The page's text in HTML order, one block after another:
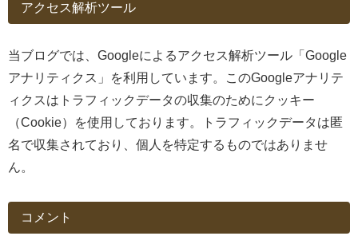
アクセス解析ツール
当ブログでは、Googleによるアクセス解析ツール「Google
アナリティクス」を利用しています。このGoogleアナリテ
ィクスはトラフィックデータの収集のためにクッキー
（Cookie）を使用しております。トラフィックデータは匿
名で収集されており、個人を特定するものではありませ
ん。
コメント